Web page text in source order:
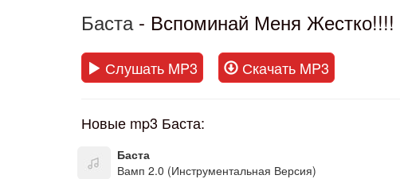
Баста- Вспоминай Меня Жестко!!!!
Слушать MP3 Скачать MP3
Новые mp3 Баста:
Баста
Вамп 2.0 (Инструментальная Версия)